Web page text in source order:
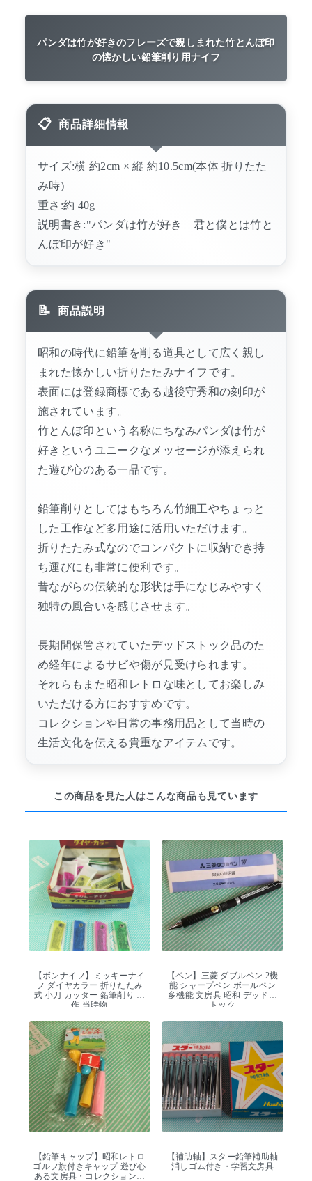
パンダは竹が好きのフレーズで親しまれた竹とんぼ印
の懐かしい鉛筆削り用ナイフ
商品詳細情報
サイズ:横 約2cm × 縦 約10.5cm(本体 折りたた
み時)
重さ:約 40g
説明書き:"パンダは竹が好き 君と僕とは竹と
んぼ印が好き"
商品説明
昭和の時代に鉛筆を削る道具として広く親し
まれた懐かしい折りたたみナイフです。
表面には登録商標である越後守秀和の刻印が
施されています。
竹とんぼ印という名称にちなみパンダは竹が
好きというユニークなメッセージが添えられ
た遊び心のある一品です。
鉛筆削りとしてはもちろん竹細工やちょっと
した工作など多用途に活用いただけます。
折りたたみ式なのでコンパクトに収納でき持
ち運びにも非常に便利です。
昔ながらの伝統的な形状は手になじみやすく
独特の風合いを感じさせます。
長期間保管されていたデッドストック品のた
め経年によるサビや傷が見受けられます。
それらもまた昭和レトロな味としてお楽しみ
いただける方におすすめです。
コレクションや日常の事務用品として当時の
生活文化を伝える貴重なアイテムです。
この商品を見た人はこんな商品も見ています
【ボンナイフ】ミッキーナイ
フ ダイヤカラー 折りたたみ
式 小刀 カッター 鉛筆削り 工
作 当時物
【ペン】三菱 ダブルペン 2機
能 シャープペン ボールペン
多機能 文房具 昭和 デッドス
トック
【鉛筆キャップ】昭和レトロ
ゴルフ旗付きキャップ 遊び心
ある文房具・コレクション向
【補助軸】スター鉛筆補助軸
消しゴム付き・学習文房具